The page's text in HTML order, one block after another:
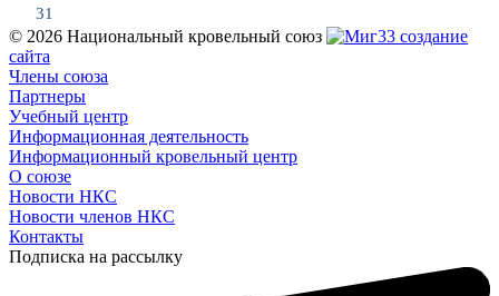
31
© 2026 Национальный кровельный союз
создание
сайта
Члены союза
Партнеры
Учебный центр
Информационная деятельность
Информационный кровельный центр
О союзе
Новости НКС
Новости членов НКС
Контакты
Подписка на рассылку